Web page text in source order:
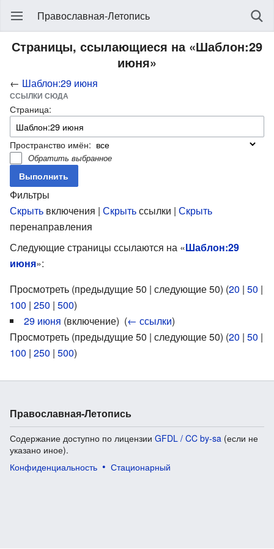
Православная-Летопись
Страницы, ссылающиеся на «Шаблон:29
июня»
← Шаблон:29 июня
ССЫЛКИ СЮДА
Страница:
Пространство имён:
Обратить выбранное
Фильтры
Скрыть включения | Скрытьссылки | Скрыть
перенаправления
Следующие страницы ссылаются на «Шаблон:29
июня»:
Просмотреть (предыдущие 50 | следующие 50) (20 | 50 |
100 | 250 | 500)
29 июня (включение) ‎ (← ссылки)
Просмотреть (предыдущие 50 | следующие 50) (20 | 50 |
100 | 250 | 500)
Православная-Летопись
Содержание доступно по лицензии GFDL / CC by-sa (если не
указано иное).
Конфиденциальность
Стационарный